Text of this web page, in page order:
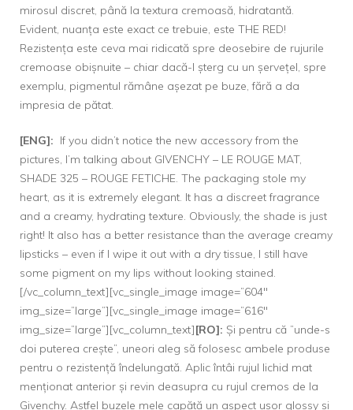
mirosul discret, până la textura cremoasă, hidratantă.
Evident, nuanța este exact ce trebuie, este THE RED!
Rezistența este ceva mai ridicată spre deosebire de rujurile
cremoase obișnuite – chiar dacă-l șterg cu un șervețel, spre
exemplu, pigmentul rămâne așezat pe buze, fără a da
impresia de pătat.
[ENG]: If you didn’t notice the new accessory from the
pictures, I’m talking about GIVENCHY – LE ROUGE MAT,
SHADE 325 – ROUGE FETICHE. The packaging stole my
heart, as it is extremely elegant. It has a discreet fragrance
and a creamy, hydrating texture. Obviously, the shade is just
right! It also has a better resistance than the average creamy
lipsticks – even if I wipe it out with a dry tissue, I still have
some pigment on my lips without looking stained.
[/vc_column_text][vc_single_image image=”604″
img_size=”large”][vc_single_image image=”616″
img_size=”large”][vc_column_text][RO]: Și pentru că ”unde-s
doi puterea crește”, uneori aleg să folosesc ambele produse
pentru o rezistență îndelungată. Aplic întâi rujul lichid mat
menționat anterior și revin deasupra cu rujul cremos de la
Givenchy. Astfel buzele mele capătă un aspect ușor glossy și